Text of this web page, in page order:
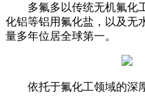
多氟多以传统无机氟化
化铝等铝用氟化盐，以及无
量多年位居全球第一。
依托于氟化工领域的深